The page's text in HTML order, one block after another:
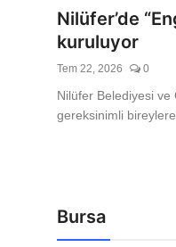
Spor
Nilüfer’de
kuruluyor
Tem 22, 2026 0
Nilüfer Belediyesi
gereksinimli bireylere
Bursa